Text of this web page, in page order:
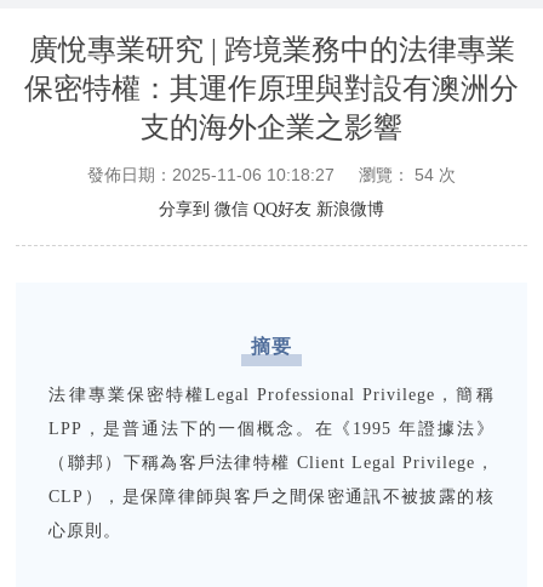
廣悅專業研究 | 跨境業務中的法律專業
保密特權：其運作原理與對設有澳洲分
支的海外企業之影響
發佈日期：2025-11-06 10:18:27 瀏覽： 54 次
分享到 微信 QQ好友 新浪微博
摘要
法律專業保密特權Legal Professional Privilege，簡稱
LPP，是普通法下的一個概念。在《1995 年證據法》
（聯邦）下稱為客戶法律特權 Client Legal Privilege，
CLP），是保障律師與客戶之間保密通訊不被披露的核
心原則。